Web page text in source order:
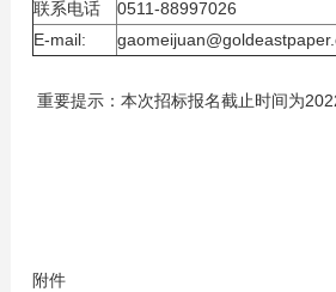
联系电话
0511-88997026
E-mail:
重要提示：本次招标报名截止时间为
附件